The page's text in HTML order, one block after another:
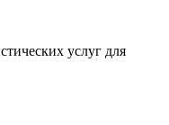
услуг для